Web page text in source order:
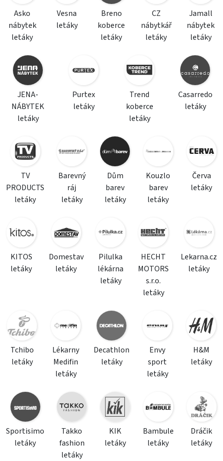
Asko
nábytek
letáky
Vesna
letáky
Breno
koberce
letáky
CZ
nábytkář
letáky
Jamall
nábytek
letáky
JENA-
NÁBYTEK
letáky
Purtex
letáky
Trend
koberce
letáky
Casarredo
letáky
TV
PRODUCTS
letáky
Barevný
ráj
letáky
Dům
barev
letáky
Kouzlo
barev
letáky
Červa
letáky
KITOS
letáky
Domestav
letáky
Pilulka
lékárna
letáky
HECHT
MOTORS
s.r.o.
letáky
Lekarna.cz
letáky
Tchibo
letáky
Lékarny
Medifin
letáky
Decathlon
letáky
Envy
sport
letáky
H&M
letáky
Sportisimo
letáky
Takko
fashion
letáky
KIK
letáky
Bambule
letáky
Dráčik
letáky